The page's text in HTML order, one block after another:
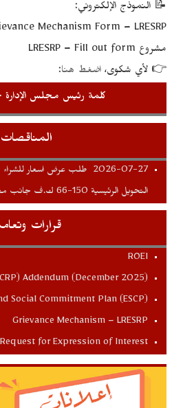
📝النموذج الإلكتروني:
مشروع LRESRP – Fill out form
👉 لأي شكوى،اضغط هنا:
كلمة رئيس مجلس الإدارة
المناقصات
2026-07-27 طلب عرض اسعار للشراء
التحويل الرئيسية 150-66 ك.ف جانب معمل ذوق
قرارات
ROEI
Addendum (December 2025)
Social Commitment Plan (ESCP)
Grievance Mechanism – LRESRP
Request for Expression of Interest